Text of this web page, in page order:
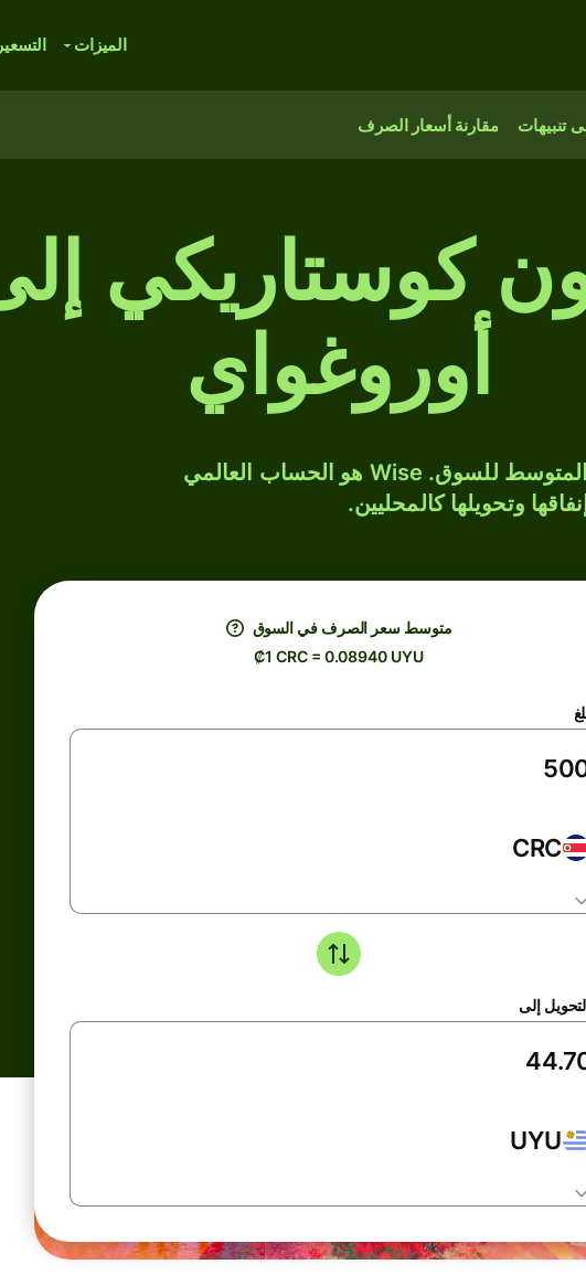
الميزات التسعير
تنبيهات مقارنة أسعار الصرف
كوستاريكي
أوروغواي
حوّل CRC إلى UYU بسعر الصرف المتوسط للسوق. Wise هو الحساب العالمي
وتحويلها كالمحليين.
متوسط ​​سعر الصرف في السوق
₡1 CRC = 0.08940 UYU
CRC
إلى
UYU